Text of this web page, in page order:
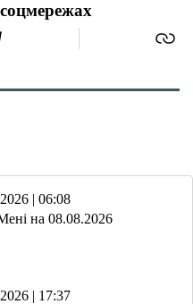
| 06:08
на 08.08.2026
| 17:37